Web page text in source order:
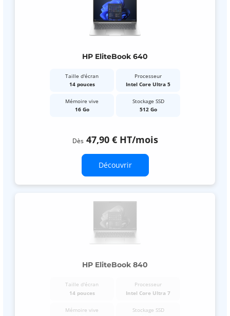
HP EliteBook 640
Taille d'écran
14 pouces
Processeur
Intel Core Ultra 5
Mémoire vive
16 Go
Stockage SSD
512 Go
Dès 47,90 € HT/mois
Découvrir
HP EliteBook 840
Taille d'écran
14 pouces
Processeur
Intel Core Ultra 7
Mémoire vive
Stockage SSD